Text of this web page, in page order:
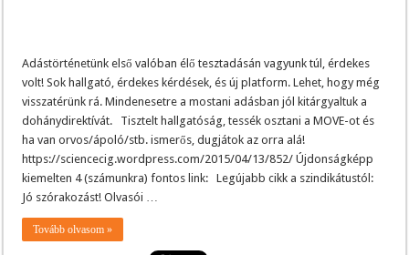
Adástörténetünk első valóban élő tesztadásán vagyunk túl, érdekes
volt! Sok hallgató, érdekes kérdések, és új platform. Lehet, hogy még
visszatérünk rá. Mindenesetre a mostani adásban jól kitárgyaltuk a
dohánydirektívát. Tisztelt hallgatóság, tessék osztani a MOVE-ot és
ha van orvos/ápoló/stb. ismerős, dugjátok az orra alá!
https://sciencecig.wordpress.com/2015/04/13/852/ Újdonságképp
kiemelten 4 (számunkra) fontos link: Legújabb cikk a szindikátustól:
Jó szórakozást! Olvasói …
Tovább olvasom »